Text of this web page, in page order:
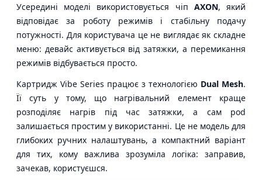
Усередині моделі використовується чіп AXON, який
відповідає за роботу режимів і стабільну подачу
потужності. Для користувача це не виглядає як складне
меню: девайс активується від затяжки, а перемикання
режимів відбувається просто.
Картридж Vibe Series працює з технологією Dual Mesh.
Її суть у тому, що нагрівальний елемент краще
розподіляє нагрів під час затяжки, а сам pod
залишається простим у використанні. Це не модель для
глибоких ручних налаштувань, а компактний варіант
для тих, кому важлива зрозуміла логіка: заправив,
зачекав, користуєшся.